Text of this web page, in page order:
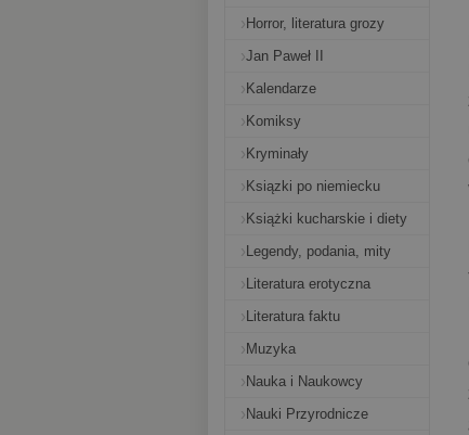
Horror, literatura grozy
Jan Paweł II
Kalendarze
Komiksy
Kryminały
Ksiązki po niemiecku
Książki kucharskie i diety
Legendy, podania, mity
Literatura erotyczna
Literatura faktu
Muzyka
Nauka i Naukowcy
Nauki Przyrodnicze